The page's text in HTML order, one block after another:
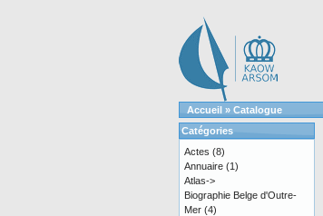
Accueil » Catalogue
Catégories
Actes (8)
Annuaire (1)
Atlas->
Biographie Belge d'Outre-
Mer (4)